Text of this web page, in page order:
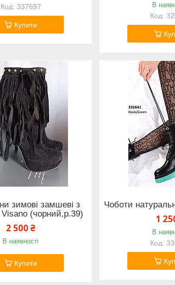
337697
Купити
В
зимові замшеві з
(чорний,р.39)
2 500 ₴
В наявності
Купити
Чоботи
1
В